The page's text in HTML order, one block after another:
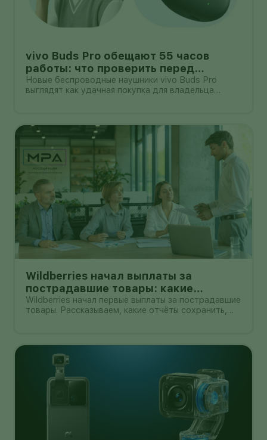
vivo Buds Pro обещают 55 часов
работы: что проверить перед
покупкой в России
Новые беспроводные наушники vivo Buds Pro
выглядят как удачная покупка для владельца
Wildberries начал выплаты за
пострадавшие товары: какие
документы собрать и чем поможет
АПМ
Wildberries начал первые выплаты за пострадавшие
товары. Рассказываем, какие отчёты сохранить,